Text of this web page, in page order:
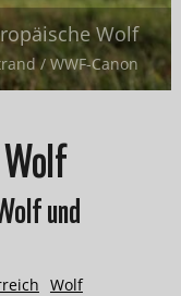
Wolf
/ WWF-Canon
und
Wolf